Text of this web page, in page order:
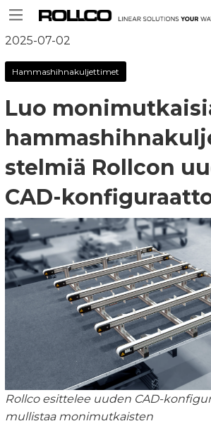
2025-07-02
Hammashihnakuljettimet
Luo
stelmiä Rollcon
CAD-
Rollco esittelee uuden CAD-
mullistaa monimutkaisten